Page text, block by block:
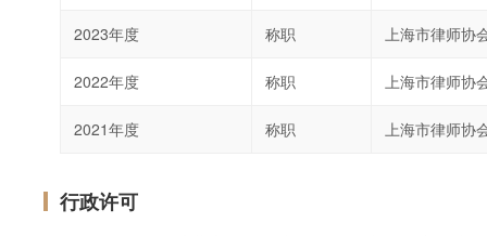
2023年度 称职 上海市律师协
2022年度 称职 上海市律师协
2021年度 称职 上海市律师协
行政许可